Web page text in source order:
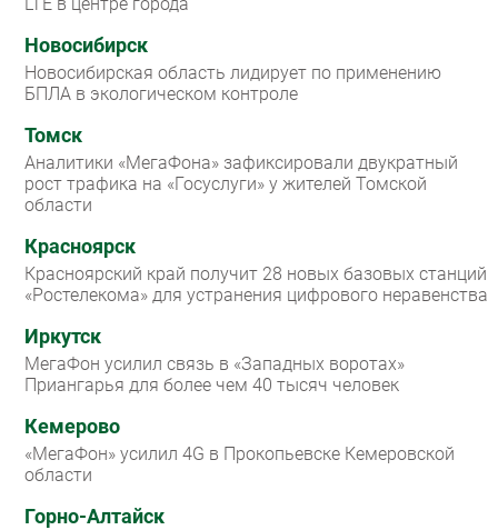
Новосибирск
Новосибирская область лидирует по применению
БПЛА в экологическом контроле
Томск
Аналитики «МегаФона» зафиксировали двукратный
рост трафика на «Госуслуги» у жителей Томской
области
Красноярск
Красноярский край получит 28 новых базовых станций
«Ростелекома» для устранения цифрового неравенства
Иркутск
МегаФон усилил связь в «Западных воротах»
Приангарья для более чем 40 тысяч человек
Кемерово
«МегаФон» усилил 4G в Прокопьевске Кемеровской
области
Горно-Алтайск